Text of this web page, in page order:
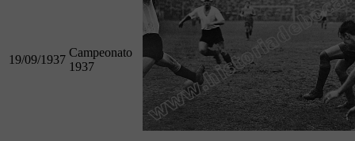
19/09/1937
Campeonato
1937